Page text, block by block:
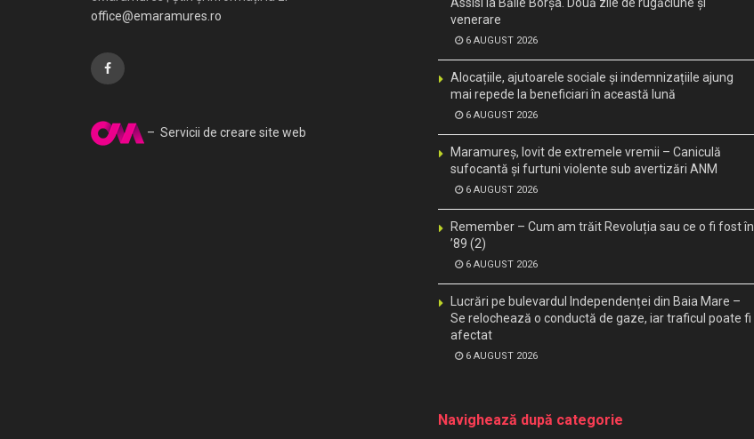
office@emaramures.ro
– Servicii de creare site web
Assisi la Băile Borșa. Două zile de rugăciune și
venerare
6 AUGUST 2026
Alocațiile, ajutoarele sociale și indemnizațiile ajung
mai repede la beneficiari în această lună
6 AUGUST 2026
Maramureș, lovit de extremele vremii – Caniculă
sufocantă și furtuni violente sub avertizări ANM
6 AUGUST 2026
Remember – Cum am trăit Revoluția sau ce o fi fost în
’89 (2)
6 AUGUST 2026
Lucrări pe bulevardul Independenței din Baia Mare –
Se relochează o conductă de gaze, iar traficul poate fi
afectat
6 AUGUST 2026
Navighează după categorie